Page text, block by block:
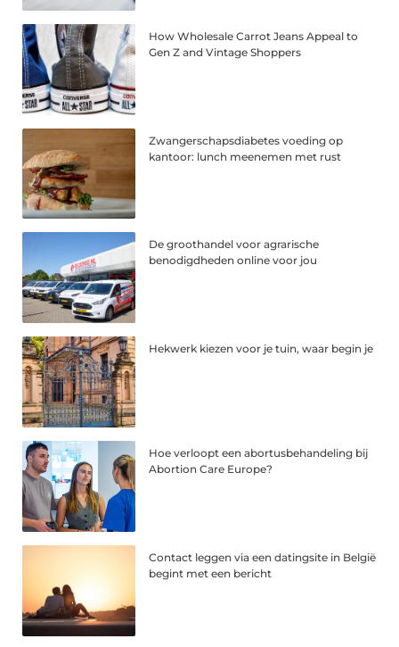
How Wholesale Carrot Jeans Appeal to
Gen Z and Vintage Shoppers
Zwangerschapsdiabetes voeding op
kantoor: lunch meenemen met rust
De groothandel voor agrarische
benodigdheden online voor jou
Hekwerk kiezen voor je tuin, waar begin je
Hoe verloopt een abortusbehandeling bij
Abortion Care Europe?
Contact leggen via een datingsite in België
begint met een bericht